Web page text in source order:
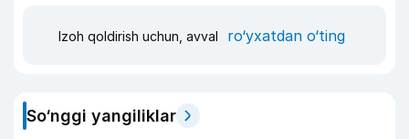
Izoh qoldirish uchun, avval ro‘yxatdan o‘ting
So‘nggi yangiliklar